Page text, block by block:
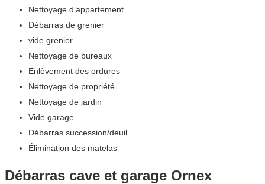
Nettoyage d’appartement
Débarras de grenier
vide grenier
Nettoyage de bureaux
Enlèvement des ordures
Nettoyage de propriété
Nettoyage de jardin
Vide garage
Débarras succession/deuil
Élimination des matelas
Débarras cave et garage Ornex